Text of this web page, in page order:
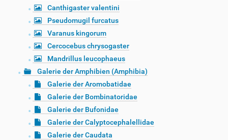
Canthigaster valentini
Pseudomugil furcatus
Varanus kingorum
Cercocebus chrysogaster
Mandrillus leucophaeus
Galerie der Amphibien (Amphibia)
Galerie der Aromobatidae
Galerie der Bombinatoridae
Galerie der Bufonidae
Galerie der Calyptocephalellidae
Galerie der Caudata